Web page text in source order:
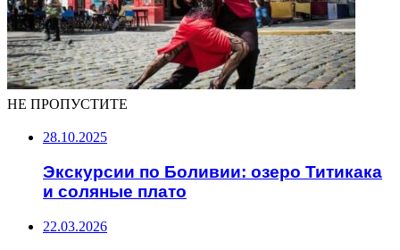
НЕ ПРОПУСТИТЕ
28.10.2025
Экскурсии по Боливии: озеро Титикака
и соляные плато
22.03.2026